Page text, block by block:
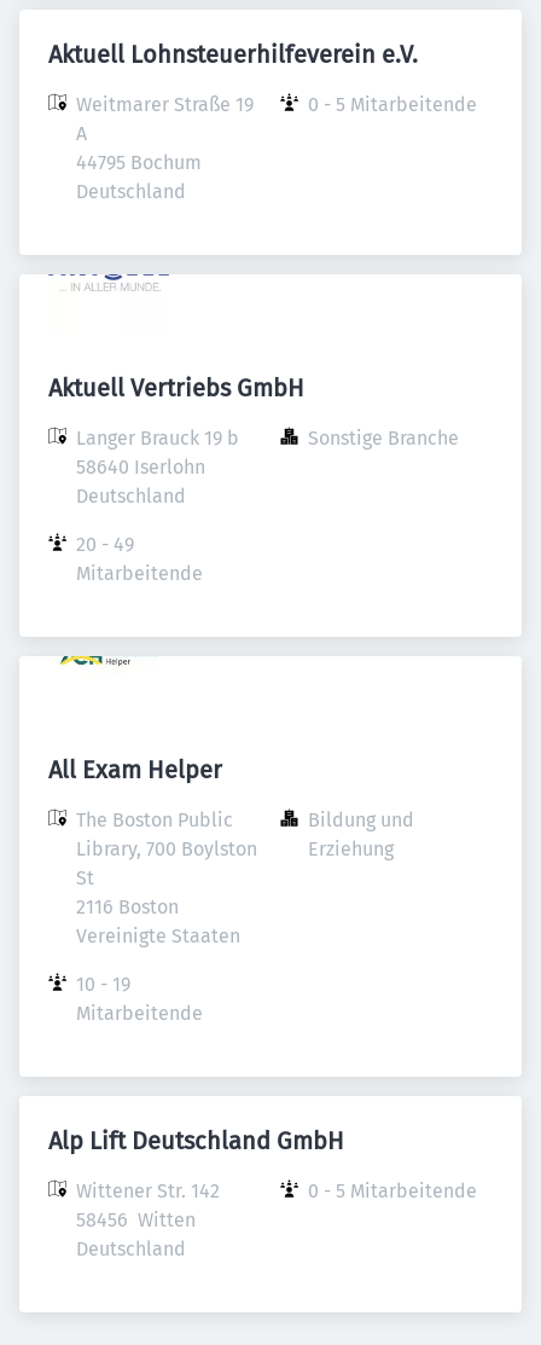
Aktuell Lohnsteuerhilfeverein e.V.
Weitmarer Straße 19
A
44795 Bochum
Deutschland
0 - 5 Mitarbeitende
Aktuell Vertriebs GmbH
Langer Brauck 19 b
58640 Iserlohn
Deutschland
Sonstige Branche
20 - 49
Mitarbeitende
All Exam Helper
The Boston Public
Library, 700 Boylston
St
2116 Boston
Vereinigte Staaten
Bildung und
Erziehung
10 - 19
Mitarbeitende
Alp Lift Deutschland GmbH
Wittener Str. 142
58456  Witten
Deutschland
0 - 5 Mitarbeitende